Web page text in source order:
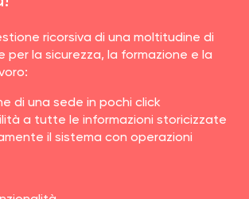
ricorsiva di una moltitudine di
la sicurezza, la formazione e la
di una sede in pochi click
a tutte le informazioni storicizzate
il sistema con operazioni